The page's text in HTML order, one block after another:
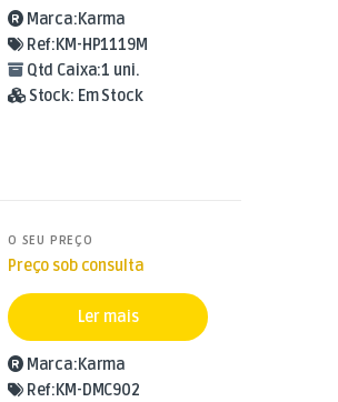
Marca:Karma
Ref:KM-HP1119M
Qtd Caixa:1 uni.
Stock: Em Stock
O SEU PREÇO
Preço sob consulta
Ler mais
Marca:Karma
Ref:KM-DMC902